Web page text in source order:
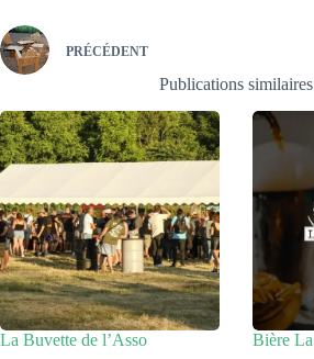
PRÉCÉDENT
Publications similaires
La Buvette de l’Asso
Bière